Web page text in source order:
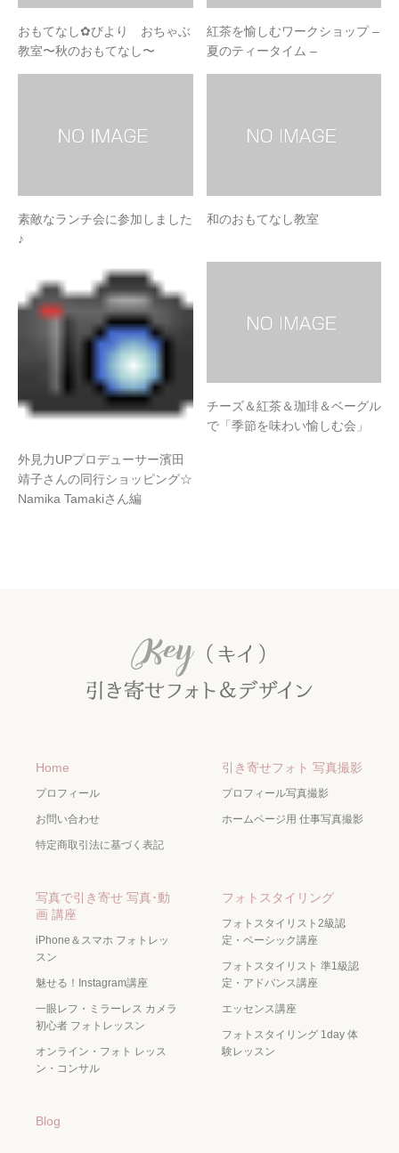
おもてなし✿びより おちゃぶ
教室〜秋のおもてなし〜
紅茶を愉しむワークショップ –
夏のティータイム –
素敵なランチ会に参加しました
♪
和のおもてなし教室
外見力UPプロデューサー濱田
靖子さんの同行ショッピング☆
Namika Tamakiさん編
チーズ＆紅茶＆珈琲＆ベーグル
で「季節を味わい愉しむ会」
Home
プロフィール
お問い合わせ
特定商取引法に基づく表記
引き寄せフォト 写真撮影
プロフィール写真撮影
ホームページ用 仕事写真撮影
写真で引き寄せ 写真･動
画 講座
iPhone＆スマホ フォトレッ
スン
魅せる！Instagram講座
一眼レフ・ミラーレス カメラ
初心者 フォトレッスン
オンライン・フォト レッス
ン・コンサル
フォトスタイリング
フォトスタイリスト2級認
定・ベーシック講座
フォトスタイリスト 準1級認
定・アドバンス講座
エッセンス講座
フォトスタイリング 1day 体
験レッスン
Blog